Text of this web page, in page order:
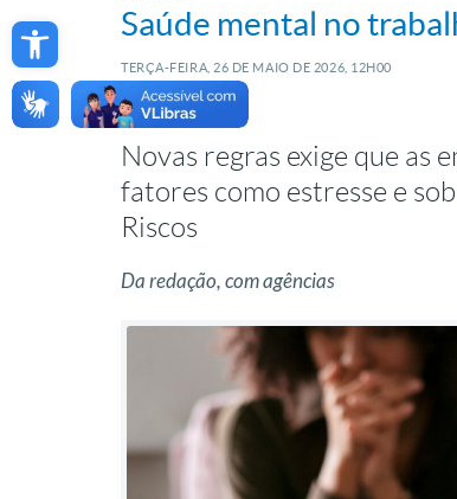
Open toolbarSaúde mental no
TERÇA-FEIRA, 26 DE MAIO DE 2026, 12H00
Novas regras exige que as
fatores como estresse e
Riscos
Da redação, com agências